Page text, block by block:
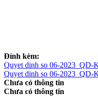
Đính kèm:
Quyet dinh so 06-2023_QD-
Quyet dinh so 06-
Chưa có thông tin
Chưa có thông tin